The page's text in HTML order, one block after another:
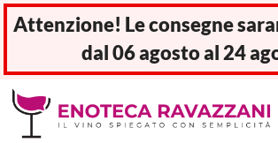
Attenzione! Le consegne
dal 06 agosto al 24